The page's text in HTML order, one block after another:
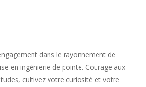
dans le rayonnement de
en ingénierie de pointe. Courage aux
cultivez votre curiosité et votre